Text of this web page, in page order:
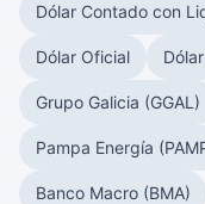
Dólar Contado con
Dólar Oficial
Grupo Galicia (GGAL)
Pampa Energía
Banco Macro (BMA)